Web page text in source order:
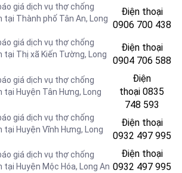
giá dịch vụ thợ chống
tại Thành phố Tân An, Long
Điện thoại
0906 700 438
giá dịch vụ thợ chống
tại Thị xã Kiến Tường, Long
Điện thoại
0904 706 588
giá dịch vụ thợ chống
tại Huyện Tân Hưng, Long
Điện
thoại 0835
748 593
giá dịch vụ thợ chống
tại Huyện Vĩnh Hưng, Long
Điện thoại
0932 497 995
giá dịch vụ thợ chống
tại Huyện Mộc Hóa, Long An
Điện thoại
0932 497 995